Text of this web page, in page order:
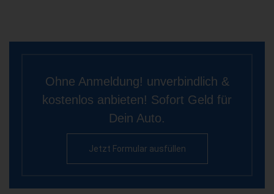
Ohne Anmeldung! unverbindlich &
kostenlos anbieten! Sofort Geld für
Dein Auto.
Jetzt Formular ausfüllen